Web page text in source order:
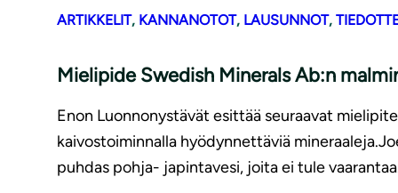
ARTIKKELIT, KANNANOTOT, LAUSUNNOT,
Mielipide Swedish Minerals Ab:n
Enon Luonnonystävät esittää seuraavat
kaivostoiminnalla hyödynnettäviä
puhdas pohja- japintavesi, joita ei tule